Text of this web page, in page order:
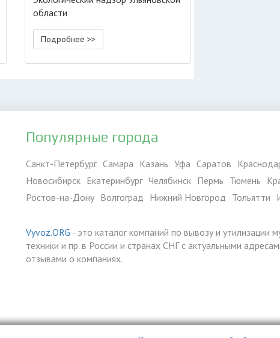
области
Подробнее >>
Популярные города
Санкт-Петербург Самара Казань Уфа Саратов
Новосибирск Екатеринбург Челябинск Пермь Тюмень
Ростов-на-Дону Волгоград Нижний Новгород Тольятти
Vyvoz.ORG - это каталог компаний по вывозу и утилизации
техники и пр. в России и странах СНГ с актуальными
отзывами о компаниях.